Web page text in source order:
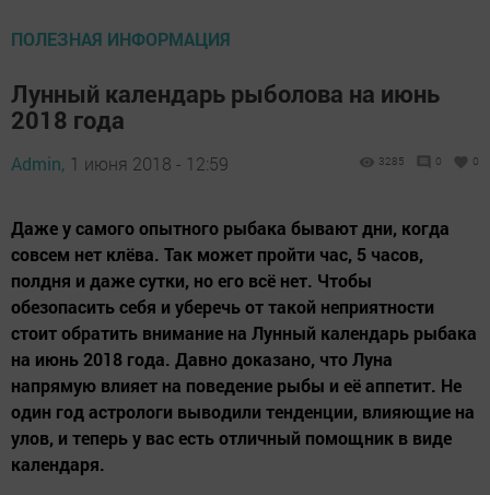
ПОЛЕЗНАЯ ИНФОРМАЦИЯ
Лунный календарь рыболова на июнь
2018 года
Admin, 1 июня 2018 - 12:59 3285 0 0
Даже у самого опытного рыбака бывают дни, когда
совсем нет клёва. Так может пройти час, 5 часов,
полдня и даже сутки, но его всё нет. Чтобы
обезопасить себя и уберечь от такой неприятности
стоит обратить внимание на Лунный календарь рыбака
на июнь 2018 года. Давно доказано, что Луна
напрямую влияет на поведение рыбы и её аппетит. Не
один год астрологи выводили тенденции, влияющие на
улов, и теперь у вас есть отличный помощник в виде
календаря.